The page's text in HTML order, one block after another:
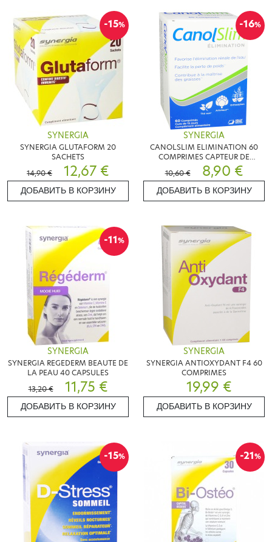
-15%
SYNERGIA
SYNERGIA GLUTAFORM 20
SACHETS
14,90 €
12,67 €
ДОБАВИТЬ В КОРЗИНУ
-16%
SYNERGIA
CANOLSLIM ELIMINATION 60
COMPRIMES CAPTEUR DE
GRAISSES
10,60 € 8,90 €
ДОБАВИТЬ В КОРЗИНУ
-11%
SYNERGIA
SYNERGIA REGEDERM BEAUTE DE
LA PEAU 40 CAPSULES
13,20 €
11,75 €
ДОБАВИТЬ В КОРЗИНУ
SYNERGIA
SYNERGIA ANTIOXYDANT F4 60
COMPRIMES
19,99 €
ДОБАВИТЬ В КОРЗИНУ
-15% -21%